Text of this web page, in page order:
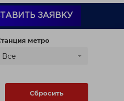
ЗАЯВКУ
метро
Все
Сбросить